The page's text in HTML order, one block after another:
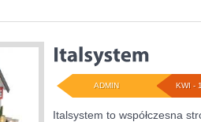
KWI -
ADMIN
Italsystem to współczesna